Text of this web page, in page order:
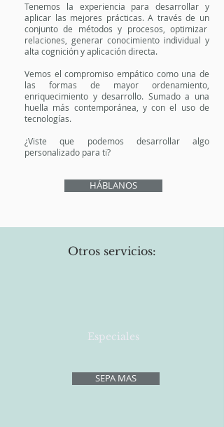
Tenemos la experiencia para desarrollar y
aplicar las mejores prácticas. A través de un
conjunto de métodos y procesos, optimizar
relaciones, generar conocimiento individual y
alta cognición y aplicación directa.
Vemos el compromiso empático como una de
las formas de mayor ordenamiento,
enriquecimiento y desarrollo. Sumado a una
huella más contemporánea, y con el uso de
tecnologías.
¿Viste que podemos desarrollar algo
personalizado para ti?
HÁBLANOS
Otros servicios:
Especiales
SEPA MAS